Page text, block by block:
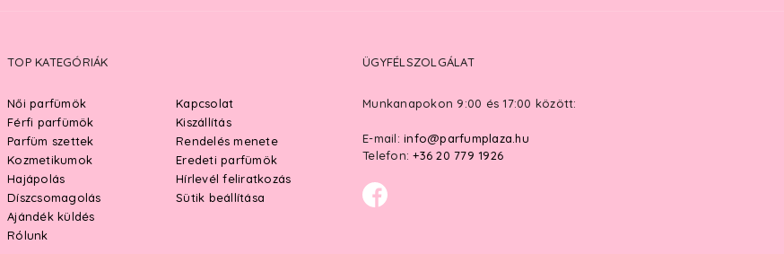
TOP KATEGÓRIÁK
Női parfümök
Férfi parfümök
Parfüm szettek
Kozmetikumok
Hajápolás
Díszcsomagolás
Ajándék küldés
Rólunk
Kapcsolat
Kiszállítás
Rendelés menete
Eredeti parfümök
Hírlevél feliratkozás
Sütik beállítása
ÜGYFÉLSZOLGÁLAT
Munkanapokon 9:00 és 17:00 között:
E-mail: info@parfumplaza.hu
Telefon: +36 20 779 1926